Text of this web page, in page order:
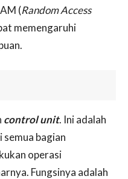
(Random Access
memengaruhi
control unit. Ini adalah
bagian
operasi
Fungsinya adalah